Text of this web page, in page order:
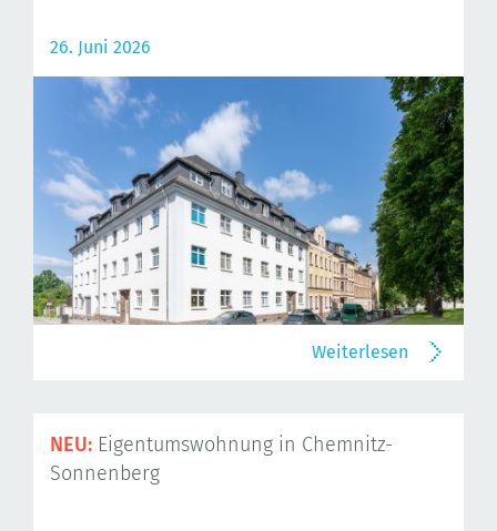
26. Juni 2026
Weiterlesen
NEU: Eigentumswohnung in Chemnitz-
Sonnenberg